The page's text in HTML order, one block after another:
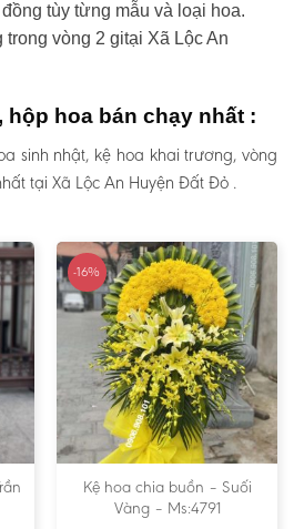
tùy từng mẫu và loại hoa.
vòng 2 gitại Xã Lộc An
hộp hoa bán chạy nhất :
sinh nhật, kệ hoa khai trương, vòng
tại Xã Lộc An Huyện Đất Đỏ .
-16%
Kệ hoa chia buồn – Suối
Vàng – Ms:4791